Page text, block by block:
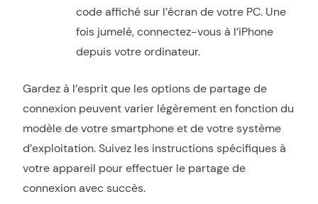
code affiché sur l’écran de votre PC. Une
fois jumelé, connectez-vous à l’iPhone
depuis votre ordinateur.
Gardez à l’esprit que les options de partage de
connexion peuvent varier légèrement en fonction du
modèle de votre smartphone et de votre système
d’exploitation. Suivez les instructions spécifiques à
votre appareil pour effectuer le partage de
connexion avec succès.